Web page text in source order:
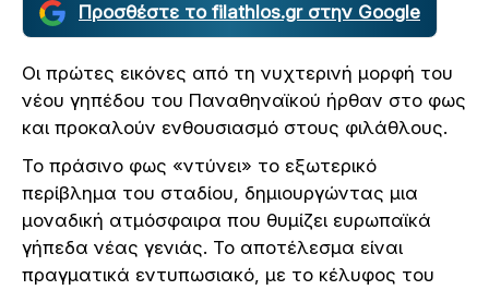
Προσθέστε το filathlos.gr στην Google
Οι πρώτες εικόνες από τη νυχτερινή μορφή του
νέου γηπέδου του Παναθηναϊκού ήρθαν στο φως
και προκαλούν ενθουσιασμό στους φιλάθλους.
Το πράσινο φως «ντύνει» το εξωτερικό
περίβλημα του σταδίου, δημιουργώντας μια
μοναδική ατμόσφαιρα που θυμίζει ευρωπαϊκά
γήπεδα νέας γενιάς. Το αποτέλεσμα είναι
πραγματικά εντυπωσιακό, με το κέλυφος του